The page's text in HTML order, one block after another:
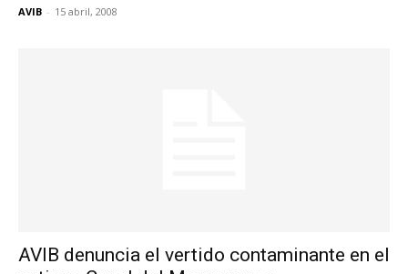
AVIB - 15 abril, 2008
AVIB denuncia el vertido contaminante en el